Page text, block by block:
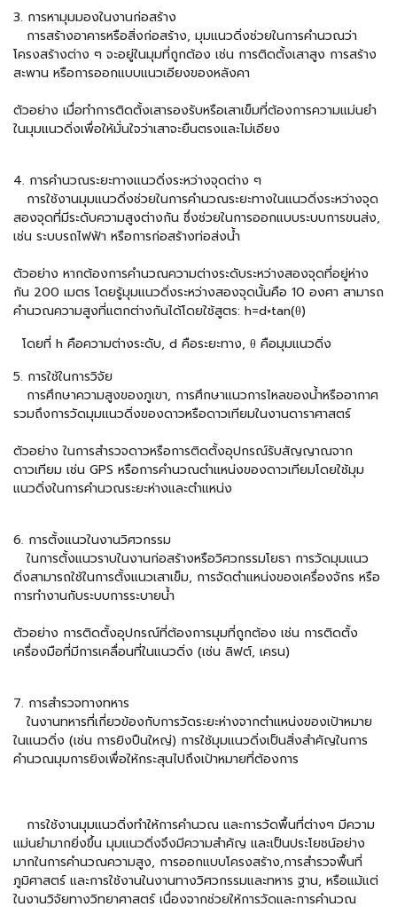
3. การหามุมมองในงานก่อสร้าง
การสร้างอาคารหรือสิ่งก่อสร้าง, มุมแนวดิ่งช่วยในการคำนวณว่า
โครงสร้างต่าง ๆ จะอยู่ในมุมที่ถูกต้อง เช่น การติดตั้งเสาสูง การสร้าง
สะพาน หรือการออกแบบแนวเอียงของหลังคา
ตัวอย่าง เมื่อทำการติดตั้งเสารองรับหรือเสาเข็มที่ต้องการความแม่นยำ
ในมุมแนวดิ่งเพื่อให้มั่นใจว่าเสาจะยืนตรงและไม่เอียง
4. การคำนวณระยะทางแนวดิ่งระหว่างจุดต่าง ๆ
การใช้งานมุมแนวดิ่งช่วยในการคำนวณระยะทางในแนวดิ่งระหว่างจุด
สองจุดที่มีระดับความสูงต่างกัน ซึ่งช่วยในการออกแบบระบบการขนส่ง,
เช่น ระบบรถไฟฟ้า หรือการก่อสร้างท่อส่งน้ำ
ตัวอย่าง หากต้องการคำนวณความต่างระดับระหว่างสองจุดที่อยู่ห่าง
กัน 200 เมตร โดยรู้มุมแนวดิ่งระหว่างสองจุดนั้นคือ 10 องศา สามารถ
คำนวณความสูงที่แตกต่างกันได้โดยใช้สูตร: h=d×tan(θ)
โดยที่ h คือความต่างระดับ, d คือระยะทาง, θ คือมุมแนวดิ่ง
5. การใช้ในการวิจัย
การศึกษาความสูงของภูเขา, การศึกษาแนวการไหลของน้ำหรืออากาศ
รวมถึงการวัดมุมแนวดิ่งของดาวหรือดาวเทียมในงานดาราศาสตร์
ตัวอย่าง ในการสำรวจดาวหรือการติดตั้งอุปกรณ์รับสัญญาณจาก
ดาวเทียม เช่น GPS หรือการคำนวณตำแหน่งของดาวเทียมโดยใช้มุม
แนวดิ่งในการคำนวณระยะห่างและตำแหน่ง
6. การตั้งแนวในงานวิศวกรรม
ในการตั้งแนวราบในงานก่อสร้างหรือวิศวกรรมโยธา การวัดมุมแนว
ดิ่งสามารถใช้ในการตั้งแนวเสาเข็ม, การจัดตำแหน่งของเครื่องจักร หรือ
การทำงานกับระบบการระบายน้ำ
ตัวอย่าง การติดตั้งอุปกรณ์ที่ต้องการมุมที่ถูกต้อง เช่น การติดตั้ง
เครื่องมือที่มีการเคลื่อนที่ในแนวดิ่ง (เช่น ลิฟต์, เครน)
7. การสำรวจทางทหาร
ในงานทหารที่เกี่ยวข้องกับการวัดระยะห่างจากตำแหน่งของเป้าหมาย
ในแนวดิ่ง (เช่น การยิงปืนใหญ่) การใช้มุมแนวดิ่งเป็นสิ่งสำคัญในการ
คำนวณมุมการยิงเพื่อให้กระสุนไปถึงเป้าหมายที่ต้องการ
การใช้งานมุมแนวดิ่งทำให้การคำนวณ และการวัดพื้นที่ต่างๆ มีความ
แม่นยำมากยิ่งขึ้น มุมแนวดิ่งจึงมีความสำคัญ และเป็นประโยชน์อย่าง
มากในการคำนวณความสูง, การออกแบบโครงสร้าง,การสำรวจพื้นที่
ภูมิศาสตร์ และการใช้งานในงานทางวิศวกรรมและทหาร ฐาน, หรือแม้แต่
ในงานวิจัยทางวิทยาศาสตร์ เนื่องจากช่วยให้การวัดและการคำนวณ